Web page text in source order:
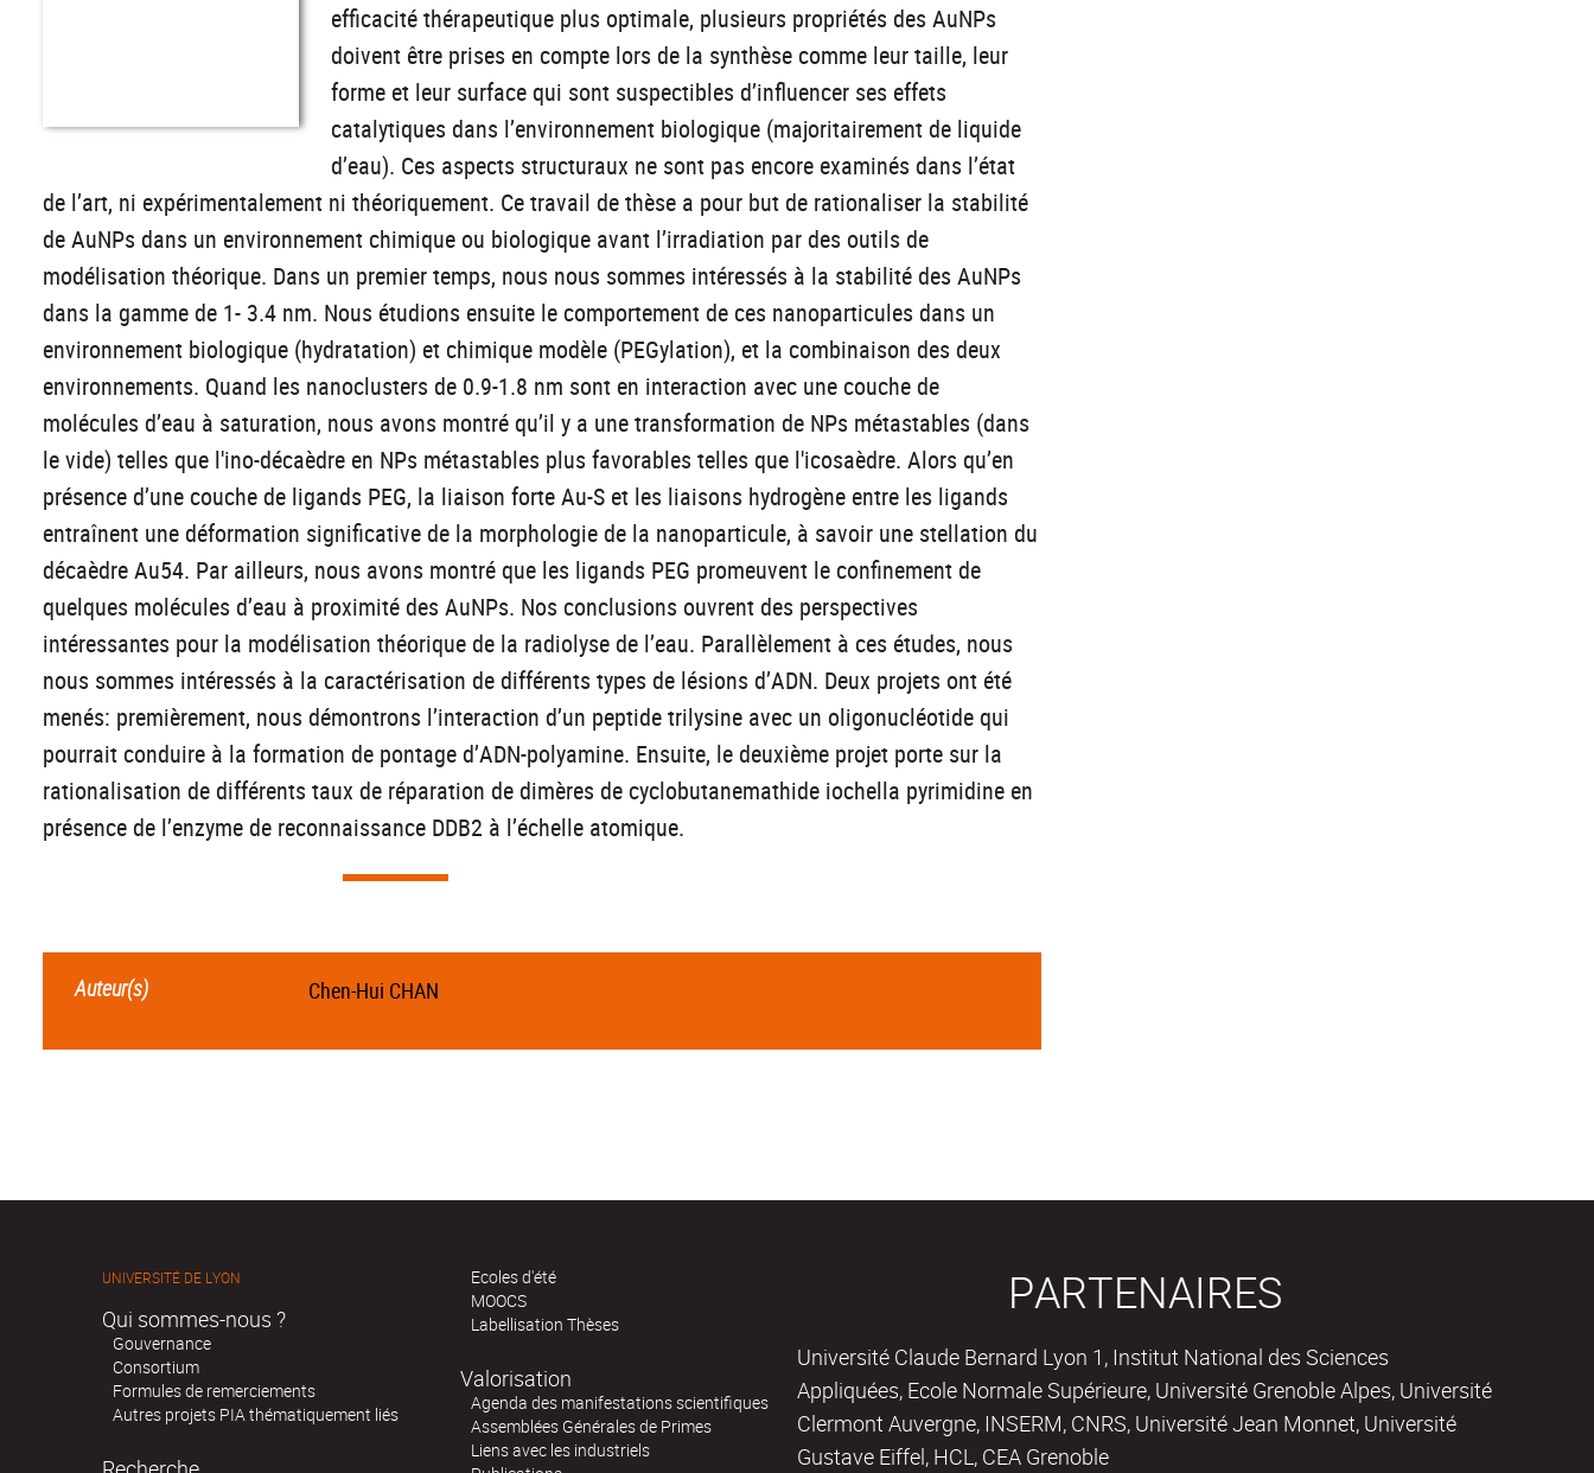
efficacité thérapeutique plus optimale, plusieurs propriétés des AuNPs
doivent être prises en compte lors de la synthèse comme leur taille, leur
forme et leur surface qui sont suspectibles d’influencer ses effets
catalytiques dans l’environnement biologique (majoritairement de liquide
d’eau). Ces aspects structuraux ne sont pas encore examinés dans l’état
de l’art, ni expérimentalement ni théoriquement. Ce travail de thèse a pour but de rationaliser la stabilité
de AuNPs dans un environnement chimique ou biologique avant l’irradiation par des outils de
modélisation théorique. Dans un premier temps, nous nous sommes intéressés à la stabilité des AuNPs
dans la gamme de 1- 3.4 nm. Nous étudions ensuite le comportement de ces nanoparticules dans un
environnement biologique (hydratation) et chimique modèle (PEGylation), et la combinaison des deux
environnements. Quand les nanoclusters de 0.9-1.8 nm sont en interaction avec une couche de
molécules d’eau à saturation, nous avons montré qu’il y a une transformation de NPs métastables (dans
le vide) telles que l'ino-décaèdre en NPs métastables plus favorables telles que l'icosaèdre. Alors qu’en
présence d’une couche de ligands PEG, la liaison forte Au-S et les liaisons hydrogène entre les ligands
entraînent une déformation significative de la morphologie de la nanoparticule, à savoir une stellation du
décaèdre Au54. Par ailleurs, nous avons montré que les ligands PEG promeuvent le confinement de
quelques molécules d’eau à proximité des AuNPs. Nos conclusions ouvrent des perspectives
intéressantes pour la modélisation théorique de la radiolyse de l’eau. Parallèlement à ces études, nous
nous sommes intéressés à la caractérisation de différents types de lésions d’ADN. Deux projets ont été
menés: premièrement, nous démontrons l’interaction d’un peptide trilysine avec un oligonucléotide qui
pourrait conduire à la formation de pontage d’ADN-polyamine. Ensuite, le deuxième projet porte sur la
rationalisation de différents taux de réparation de dimères de cyclobutanemathide iochella pyrimidine en
présence de l’enzyme de reconnaissance DDB2 à l’échelle atomique.
Auteur(s) Chen-Hui CHAN
UNIVERSITÉ DE LYON
Qui sommes-nous ?
Gouvernance
Consortium
Formules de remerciements
Autres projets PIA thématiquement liés
Ecoles d'été
MOOCS
Labellisation Thèses
Valorisation
Agenda des manifestations scientifiques
Assemblées Générales de Primes
Liens avec les industriels
PARTENAIRES
Université Claude Bernard Lyon 1, Institut National des Sciences
Appliquées, Ecole Normale Supérieure, Université Grenoble Alpes, Université
Clermont Auvergne, INSERM, CNRS, Université Jean Monnet, Université
Gustave Eiffel, HCL, CEA Grenoble